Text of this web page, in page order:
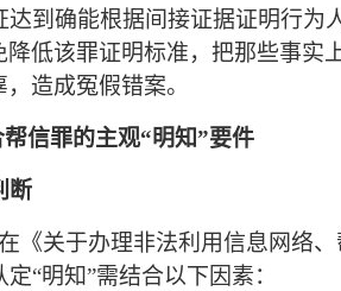
到确能根据间接证据证明行为
降低该罪证明标准，把那些事实
造成冤假错案。
信罪的主观“明知”要件
断
《关于办理非法利用信息网络
“明知”需结合以下因素：